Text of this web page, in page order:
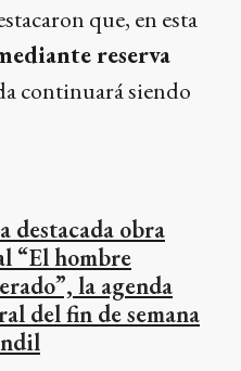
que, en esta
reserva
continuará siendo
destacada obra
“El hombre
la agenda
del fin de semana